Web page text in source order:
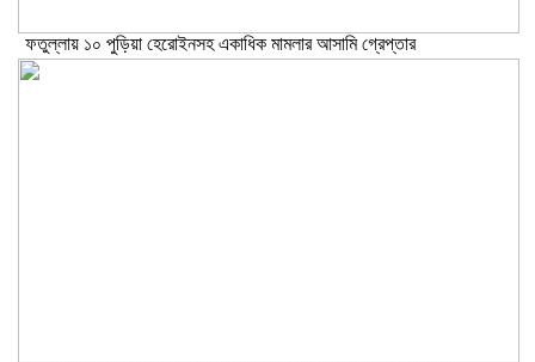
ফতুল্লায় ১০ পুড়িয়া হেরোইনসহ একাধিক মামলার আসামি গ্রেপ্তার